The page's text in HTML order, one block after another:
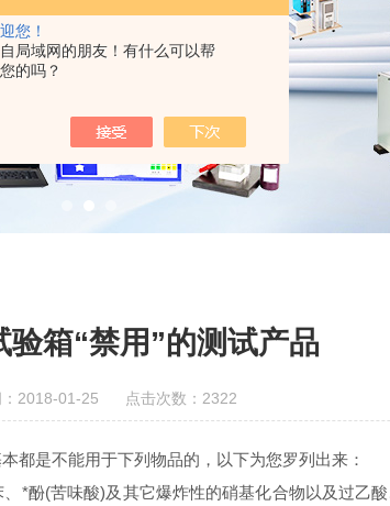
您！
局域网的朋友！有什么可以帮
的吗？
验箱“禁用”的测试产品
：2018-01-25 点击次数：2322
都是不能用于下列物品的，以下为您罗列出来：
酚(苦味酸)及其它爆炸性的硝基化合物以及过乙